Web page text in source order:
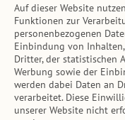
Inhalt
Tierarzt-Suche
Hinweise
AGB
Auf dieser Website
Funktionen zur
personenbezogenen
Einbindung von
Dritter, der statistischen
Werbung sowie der
werden dabei Daten an
verarbeitet. Diese
unserer Website nicht